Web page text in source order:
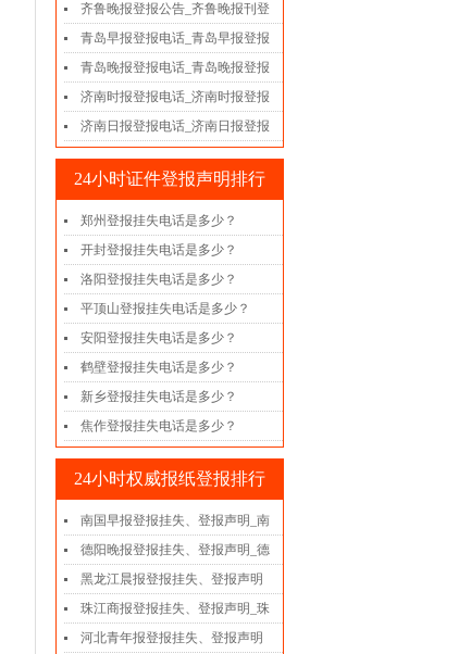
齐鲁晚报登报公告_齐鲁晚报刊登
青岛早报登报电话_青岛早报登报
青岛晚报登报电话_青岛晚报登报
济南时报登报电话_济南时报登报
济南日报登报电话_济南日报登报
24小时证件登报声明排行
郑州登报挂失电话是多少？
开封登报挂失电话是多少？
洛阳登报挂失电话是多少？
平顶山登报挂失电话是多少？
安阳登报挂失电话是多少？
鹤壁登报挂失电话是多少？
新乡登报挂失电话是多少？
焦作登报挂失电话是多少？
24小时权威报纸登报排行
南国早报登报挂失、登报声明_南
德阳晚报登报挂失、登报声明_德
黑龙江晨报登报挂失、登报声明
珠江商报登报挂失、登报声明_珠
河北青年报登报挂失、登报声明